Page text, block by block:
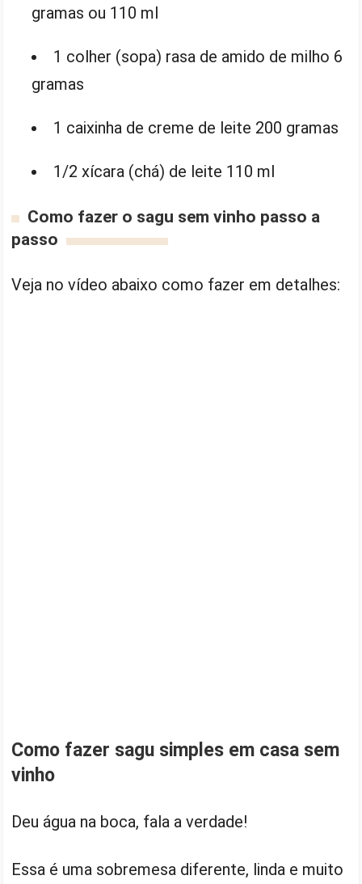
gramas ou 110 ml
1 colher (sopa) rasa de amido de milho 6
gramas
1 caixinha de creme de leite 200 gramas
1/2 xícara (chá) de leite 110 ml
Como fazer o sagu sem vinho passo a
passo
Veja no vídeo abaixo como fazer em detalhes:
Como fazer sagu simples em casa sem
vinho
Deu água na boca, fala a verdade!
Essa é uma sobremesa diferente, linda e muito